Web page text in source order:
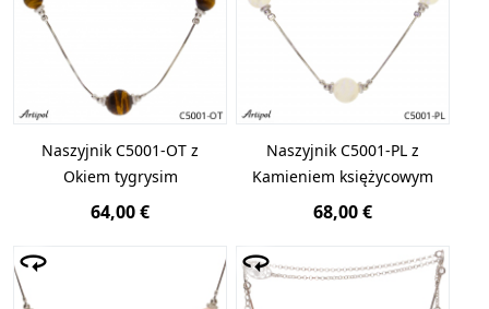
Naszyjnik C5001-OT z
Okiem tygrysim
64,00 €
Naszyjnik C5001-PL z
Kamieniem księżycowym
68,00 €